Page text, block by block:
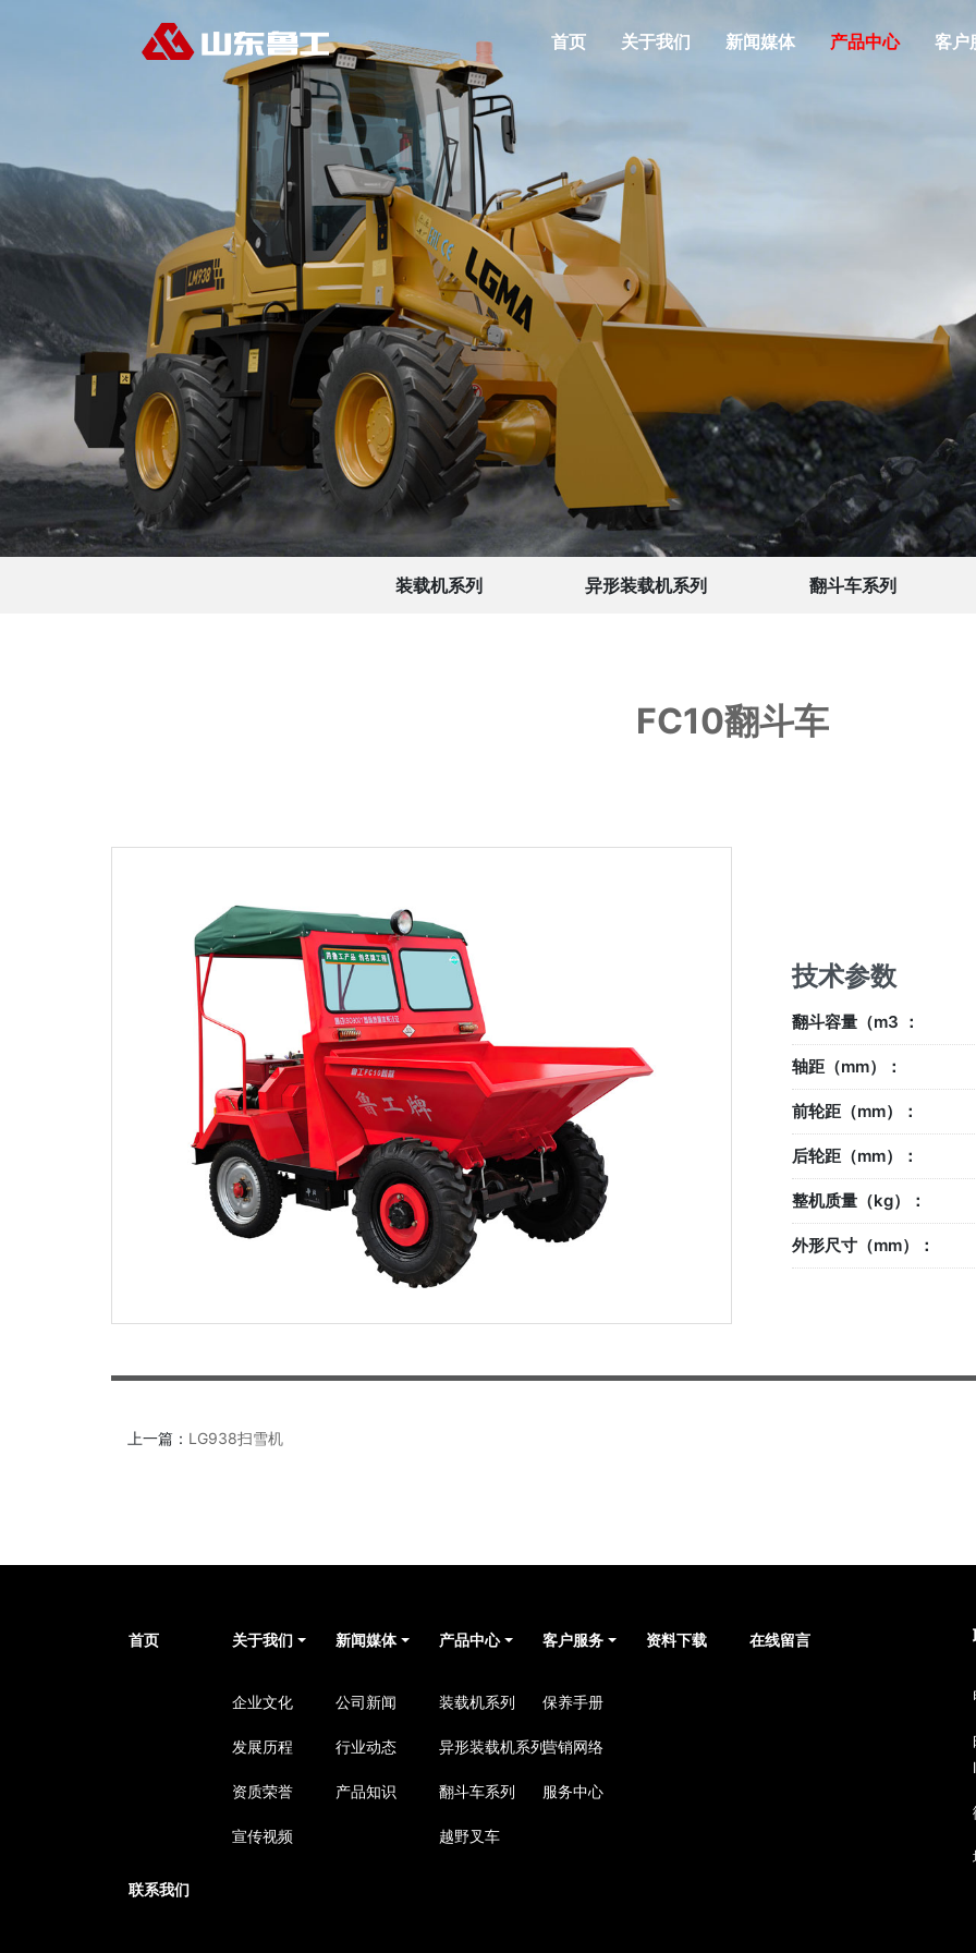
首页 关于我们 新闻媒体 产品中心 客户
装载机系列 异形装载机系列 翻斗车系列
FC10翻斗车
技术参数
翻斗容量（m3 ：
轴距（mm）：
前轮距（mm）：
后轮距（mm）：
整机质量（kg）：
外形尺寸（mm）：
上一篇： LG938扫雪机
首页 关于我们
企业文化
发展历程
资质荣誉
宣传视频
新闻媒体
公司新闻
行业动态
产品知识
产品中心
装载机系列
异形装载机系列
翻斗车系列
越野叉车
客户服务
保养手册
营销网络
服务中心
资料下载 在线留言
联系我们